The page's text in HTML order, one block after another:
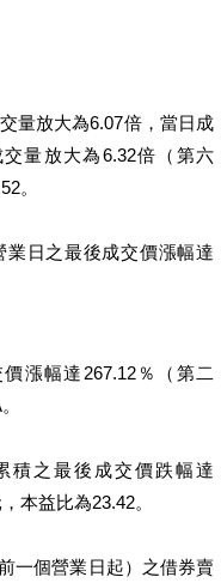
量放大為6.07倍，當日成
量放大為6.32倍（第六
。
日之最後成交價漲幅達
漲幅達267.12％（第二
積之最後成交價跌幅達
本益比為23.42。
一個營業日起）之借券賣